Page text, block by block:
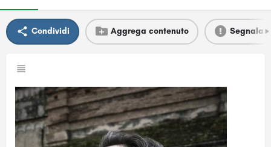
Condividi Aggrega contenuto Segnala